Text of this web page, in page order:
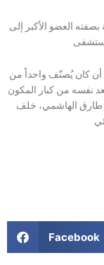
بصفته العضو الأكبر إلى
أن كان يُصنّف واحداً من
لنظام ما بعد 2003، كما أنه يعد نفسه من كبار المكون
طارق الهاشمي، خلف
Facebook